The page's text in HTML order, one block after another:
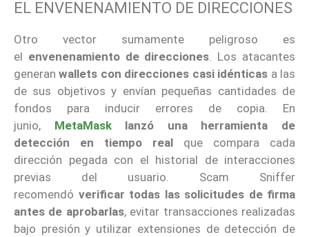
EL ENVENENAMIENTO DE DIRECCIONES
Otro vector sumamente peligroso es
el envenenamiento de direcciones. Los atacantes
generanwallets con direcciones casi idénticas a las
de sus objetivos y envían pequeñas cantidades de
fondos para inducir errores de copia. En
junio, MetaMask
lanzó una herramienta de
detección en tiempo real que compara cada
dirección pegada con el historial de interacciones
previas del usuario. Scam Sniffer
recomendó verificar todas las solicitudes de firma
antes de aprobarlas, evitar transacciones realizadas
bajo presión y utilizar extensiones de detección de